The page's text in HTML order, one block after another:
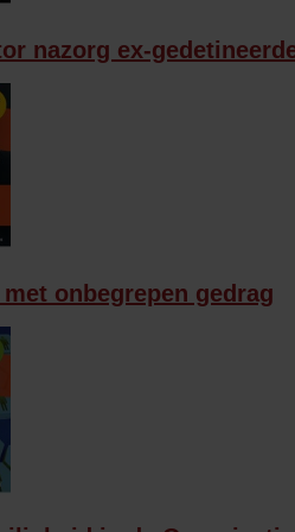
nazorg ex-
onbegrepen gedrag